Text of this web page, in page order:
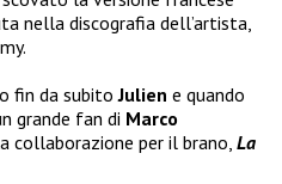
nella discografia dell’artista,
fin da subitoJulien e quando
grande fan di Marco
collaborazione per il brano, La